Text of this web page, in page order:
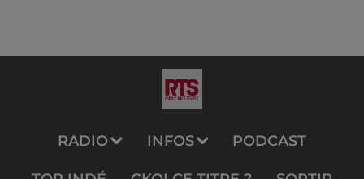
RADIO INFOS PODCAST